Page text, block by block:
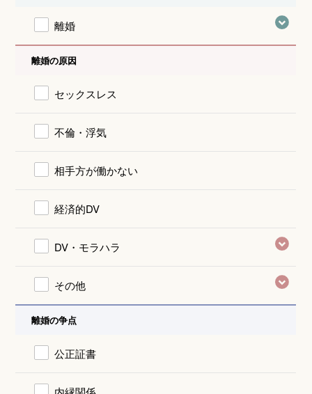
離婚
離婚の原因
セックスレス
不倫・浮気
相手方が働かない
経済的DV
DV・モラハラ
その他
離婚の争点
公正証書